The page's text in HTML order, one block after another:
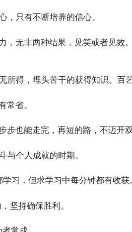
，只有不断培养的信心。
，无非两种结果，见笑或者见效
所得，埋头苦干的获得知识。百
常省。
步也能走完，再短的路，不迈开
与个人成就的时期。
习，但求学习中每分钟都有收获
坚持确保胜利。